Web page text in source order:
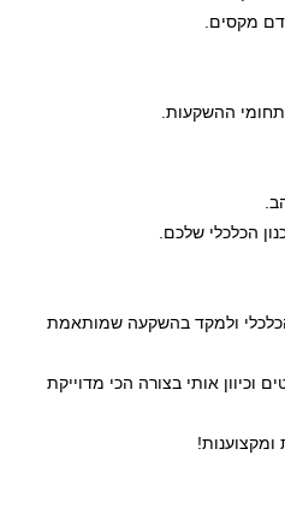
מקסים.
תחומי ההשקעות.
הכלכלי שלכם.
ולמקד בהשקעה שמותאמת
וכיוון אותי בצורה הכי מדוייקת